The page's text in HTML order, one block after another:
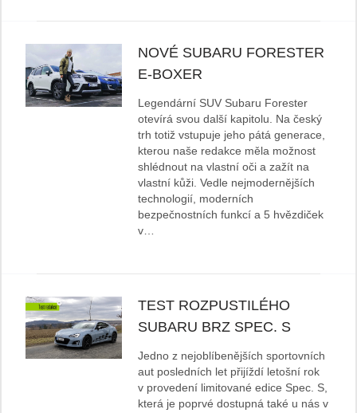
NOVÉ SUBARU FORESTER
E-BOXER
Legendární SUV Subaru Forester
otevírá svou další kapitolu. Na český
trh totiž vstupuje jeho pátá generace,
kterou naše redakce měla možnost
shlédnout na vlastní oči a zažít na
vlastní kůži. Vedle nejmodernějších
technologií, moderních
bezpečnostních funkcí a 5 hvězdiček
v…
TEST ROZPUSTILÉHO
SUBARU BRZ SPEC. S
Jedno z nejoblíbenějších sportovních
aut posledních let přijíždí letošní rok
v provedení limitované edice Spec. S,
která je poprvé dostupná také u nás v